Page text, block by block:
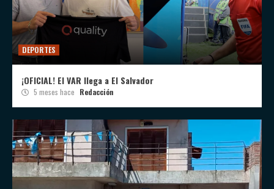
DEPORTES
¡OFICIAL! El VAR llega a El Salvador
5 meses hace Redacción